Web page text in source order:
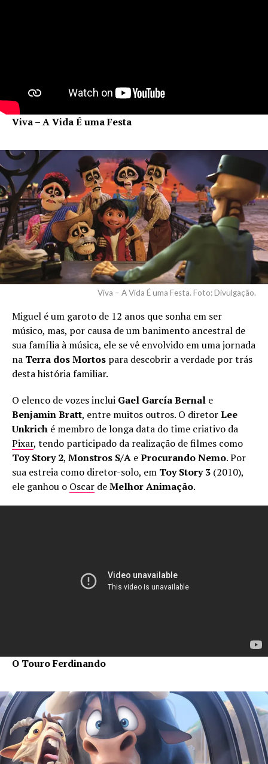
Viva – A Vida É uma Festa
Viva – A Vida É uma Festa. Foto: Divulgação.
Miguel é um garoto de 12 anos que sonha em ser
músico, mas, por causa de um banimento ancestral de
sua família à música, ele se vê envolvido em uma jornada
na Terra dos Mortos para descobrir a verdade por trás
desta história familiar.
O elenco de vozes inclui Gael GarcíaBernal e
BenjaminBratt, entre muitos outros. O diretorLee
Unkrich é membro de longa data do time criativo da
Pixar, tendo participado da realização de filmes como
Toy Story 2, Monstros S/A eProcurando Nemo. Por
sua estreia como diretor-solo, em Toy Story 3 (2010),
ele ganhou o Oscar deMelhor Animação.
O Touro Ferdinando